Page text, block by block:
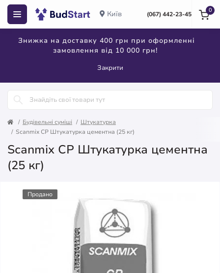
Київ (067) 442-23-45
Знижка на доставку 400 грн при оформленні
замовлення від 10 000 грн!
Закрити
0
Будівельні суміші
Штукатурка
Scanmix CP Штукатурка цементна (25 кг)
Scanmix CP Штукатурка цементна
(25 кг)
Продано